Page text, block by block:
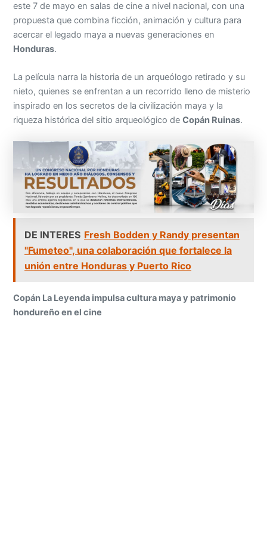
este 7 de mayo en salas de cine a nivel nacional, con una
propuesta que combina ficción, animación y cultura para
acercar el legado maya a nuevas generaciones en
Honduras.
La película narra la historia de un arqueólogo retirado y su
nieto, quienes se enfrentan a un recorrido lleno de misterio
inspirado en los secretos de la civilización maya y la
riqueza histórica del sitio arqueológico deCopán Ruinas.
DE INTERES Fresh Bodden y Randy presentan
"Fumeteo", una colaboración que fortalece la
unión entre Honduras y Puerto Rico
Copán La Leyenda impulsa cultura maya y patrimonio
hondureño en el cine